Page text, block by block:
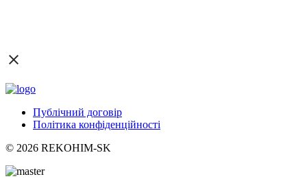
Публічний договір
Політика конфіденційності
© 2026 REKOHIM-SK